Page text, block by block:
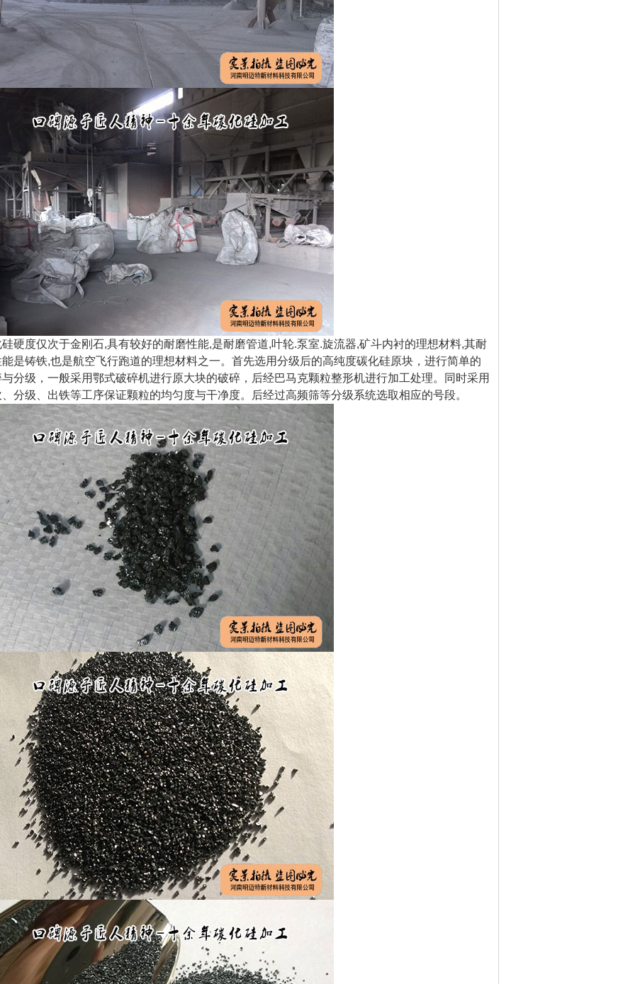
硬度仅次于金刚石,具有较好的耐磨性能,是耐磨管道,叶轮.泵室.旋流器,矿斗内衬的理想材料,其耐
是铸铁,也是航空飞行跑道的理想材料之一。首先选用分级后的高纯度碳化硅原块，进行简单的
分级，一般采用鄂式破碎机进行原大块的破碎，后经巴马克颗粒整形机进行加工处理。同时采用
分级、出铁等工序保证颗粒的均匀度与干净度。后经过高频筛等分级系统选取相应的号段。